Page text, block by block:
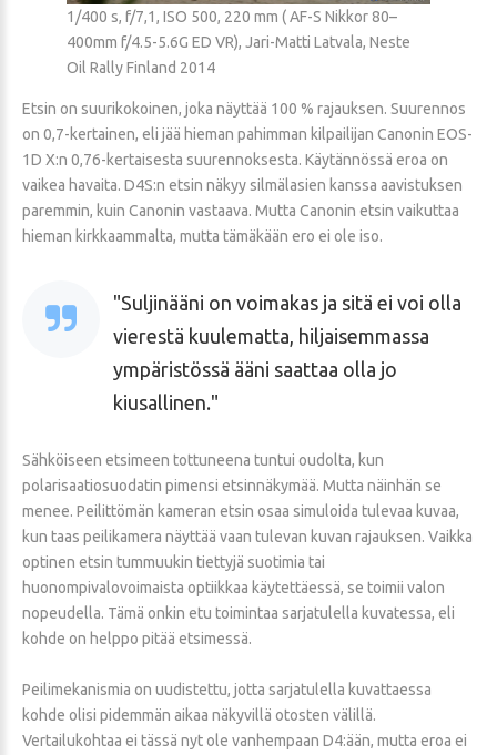
1/400 s, f/7,1, ISO 500, 220 mm ( AF-S Nikkor 80–
400mm f/4.5-5.6G ED VR), Jari-Matti Latvala, Neste
Oil Rally Finland 2014
Etsin on suurikokoinen, joka näyttää 100 % rajauksen. Suurennos
on 0,7-kertainen, eli jää hieman pahimman kilpailijan Canonin EOS-
1D X:n 0,76-kertaisesta suurennoksesta. Käytännössä eroa on
vaikea havaita. D4S:n etsin näkyy silmälasien kanssa aavistuksen
paremmin, kuin Canonin vastaava. Mutta Canonin etsin vaikuttaa
hieman kirkkaammalta, mutta tämäkään ero ei ole iso.
Suljinääni on voimakas ja sitä ei voi olla
vierestä kuulematta, hiljaisemmassa
ympäristössä ääni saattaa olla jo
kiusallinen.
Sähköiseen etsimeen tottuneena tuntui oudolta, kun
polarisaatiosuodatin pimensi etsinnäkymää. Mutta näinhän se
menee. Peilittömän kameran etsin osaa simuloida tulevaa kuvaa,
kun taas peilikamera näyttää vaan tulevan kuvan rajauksen. Vaikka
optinen etsin tummuukin tiettyjä suotimia tai
huonompivalovoimaista optiikkaa käytettäessä, se toimii valon
nopeudella. Tämä onkin etu toimintaa sarjatulella kuvatessa, eli
kohde on helppo pitää etsimessä.
Peilimekanismia on uudistettu, jotta sarjatulella kuvattaessa
kohde olisi pidemmän aikaa näkyvillä otosten välillä.
Vertailukohtaa ei tässä nyt ole vanhempaan D4:ään, mutta eroa ei